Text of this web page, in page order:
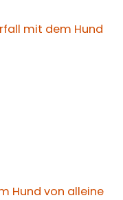
mit dem Hund
Hund von alleine